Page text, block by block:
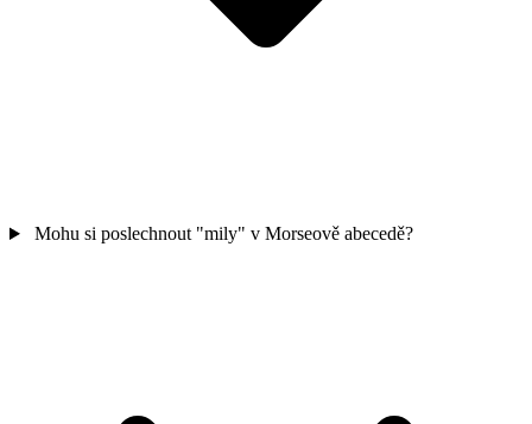
Mohu si poslechnout "mily" v Morseově abecedě?